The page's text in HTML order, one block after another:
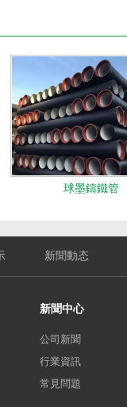
球墨鑄鐵管
新聞動态
新聞中心
公司新聞
行業資訊
常見問題